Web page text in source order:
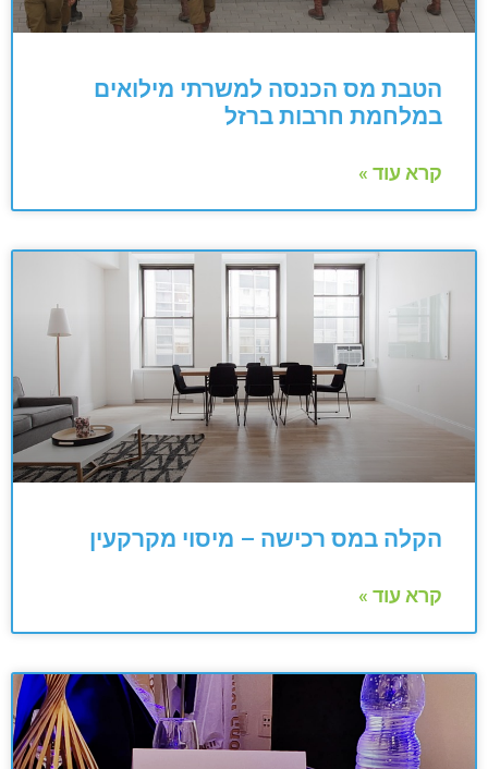
הטבת מס הכנסה למשרתי מילואים
במלחמת חרבות ברזל
קרא עוד »
הקלה במס רכישה – מיסוי מקרקעין
קרא עוד »